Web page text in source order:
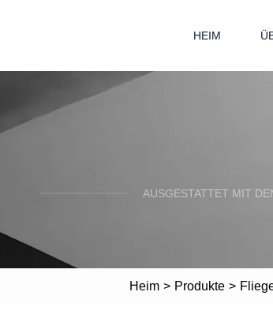
HEIM
AUSGESTATTET MIT
Heim > Produkte >